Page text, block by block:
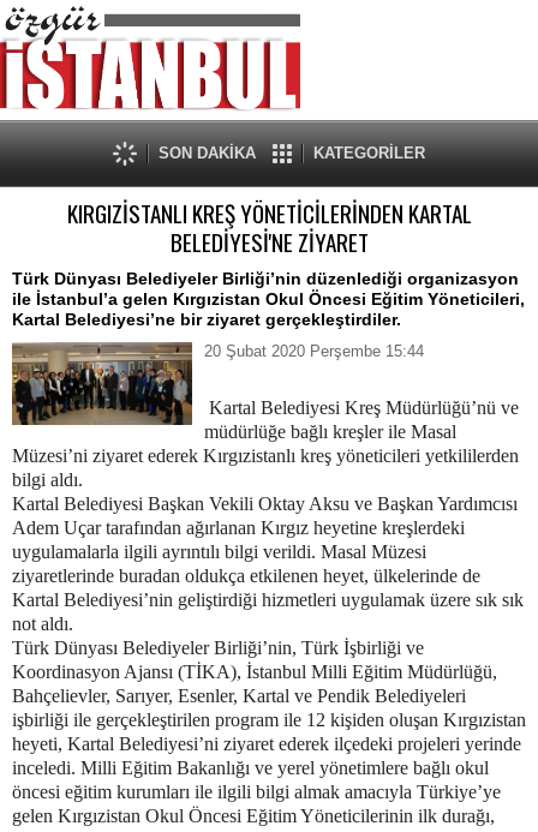
SON DAKİKA KATEGORİLER
KIRGIZİSTANLI KREŞ YÖNETİCİLERİNDEN KARTAL
BELEDİYESİ'NE ZİYARET
Türk Dünyası Belediyeler Birliği’nin düzenlediği organizasyon
ile İstanbul’a gelen Kırgızistan Okul Öncesi Eğitim Yöneticileri,
Kartal Belediyesi’ne bir ziyaret gerçekleştirdiler.
20 Şubat 2020 Perşembe 15:44
Kartal Belediyesi Kreş Müdürlüğü’nü ve
müdürlüğe bağlı kreşler ile Masal
Müzesi’ni ziyaret ederek Kırgızistanlı kreş yöneticileri yetkililerden
bilgi aldı.
Kartal Belediyesi Başkan Vekili Oktay Aksu ve Başkan Yardımcısı
Adem Uçar tarafından ağırlanan Kırgız heyetine kreşlerdeki
uygulamalarla ilgili ayrıntılı bilgi verildi. Masal Müzesi
ziyaretlerinde buradan oldukça etkilenen heyet, ülkelerinde de
Kartal Belediyesi’nin geliştirdiği hizmetleri uygulamak üzere sık sık
not aldı.
Türk Dünyası Belediyeler Birliği’nin, Türk İşbirliği ve
Koordinasyon Ajansı (TİKA), İstanbul Milli Eğitim Müdürlüğü,
Bahçelievler, Sarıyer, Esenler, Kartal ve Pendik Belediyeleri
işbirliği ile gerçekleştirilen program ile 12 kişiden oluşan Kırgızistan
heyeti, Kartal Belediyesi’ni ziyaret ederek ilçedeki projeleri yerinde
inceledi. Milli Eğitim Bakanlığı ve yerel yönetimlere bağlı okul
öncesi eğitim kurumları ile ilgili bilgi almak amacıyla Türkiye’ye
gelen Kırgızistan Okul Öncesi Eğitim Yöneticilerinin ilk durağı,